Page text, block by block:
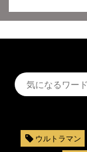
ウルトラマン